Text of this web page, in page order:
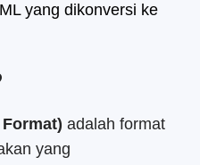
yang dikonversi ke
adalah format
yang